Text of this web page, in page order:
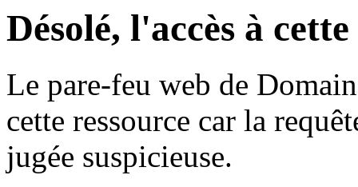
Désolé, l'accès à
Le pare-feu web de
cette ressource car la
jugée suspicieuse.